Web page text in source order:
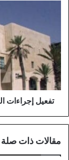
التأديبي
لموظفي
أمانة
عمّان
الكبرى
تفعيل إجراءات
مقالات ذات صلة